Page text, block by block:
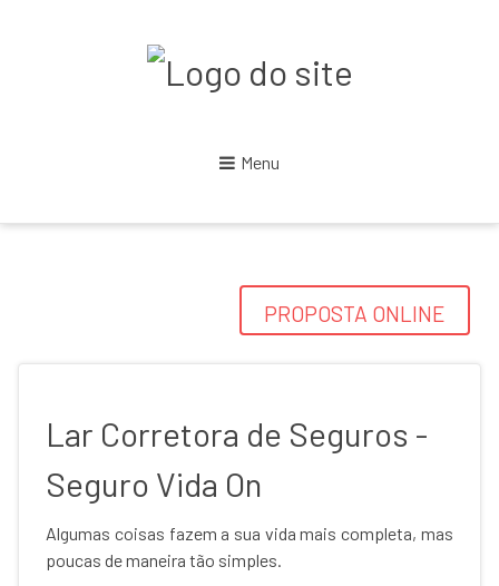
Menu
PROPOSTA ONLINE
Lar Corretora de Seguros -
Seguro Vida On
Algumas coisas fazem a sua vida mais completa, mas
poucas de maneira tão simples.